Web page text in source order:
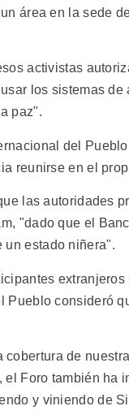
área en la sede
activistas
los sistemas
paz".
del
reunirse en el
las autoridades
"dado que el
un estado niñera".
consideró
de
Foro también ha
y viniendo de